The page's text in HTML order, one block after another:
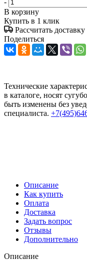
В корзину
Купить в 1 клик
Рассчитать доставку
Поделиться
Технические
в каталоге, носят
быть изменены без
специалиста.
Описание
Как купить
Оплата
Доставка
Задать вопрос
Отзывы
Дополнительно
Описание